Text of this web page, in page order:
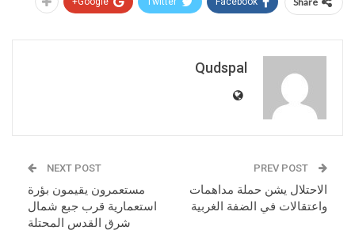
Qudspal
الاحتلال يشن حملة مداهمات
واعتقالات في الضفة الغربية
NEXT POST
مستعمرون يقيمون بؤرة
استعمارية قرب جبع شمال
شرق القدس المحتلة